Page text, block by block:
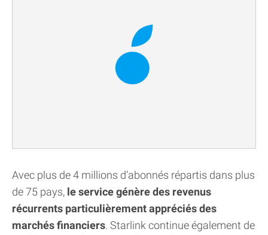
Avec plus de 4 millions d’abonnés répartis dans plus
de 75 pays, le service génère des revenus
récurrents particulièrement appréciés des
marchés financiers. Starlink continue également de